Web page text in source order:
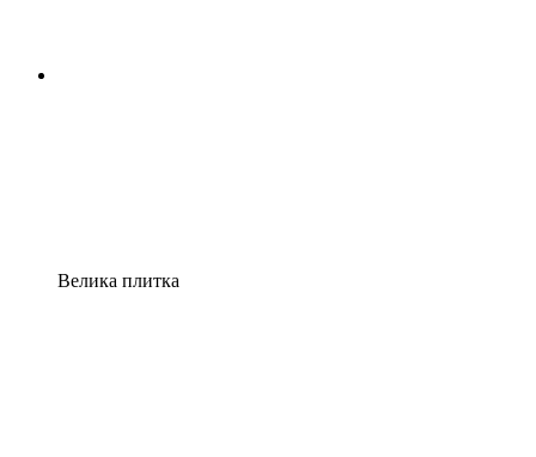
Велика плитка